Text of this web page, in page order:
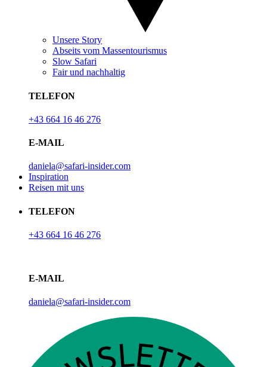
Unsere Story
Abseits vom Massentourismus
Slow Safari
Fair und nachhaltig
TELEFON
+43 664 16 46 276
E-MAIL
daniela@safari-insider.com
Inspiration
Reisen mit uns
TELEFON
+43 664 16 46 276
E-MAIL
daniela@safari-insider.com